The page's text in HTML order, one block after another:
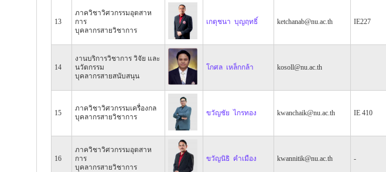
13
ภาควิชาวิศวกรรมอุตสาห
การ
บุคลากรสายวิชาการ
เกตุชนา บุญฤทธิ์ ketchanab@nu.ac.th IE227
14
งานบริการวิชาการ วิจัย และ
นวัตกรรม
บุคลากรสายสนับสนุน
โกศล เหล็กกล้า kosoll@nu.ac.th
15
ภาควิชาวิศวกรรมเครื่องกล
บุคลากรสายวิชาการ
ขวัญชัย ไกรทอง kwanchaik@nu.ac.th IE 410
16
ภาควิชาวิศวกรรมอุตสาห
การ
บุคลากรสายวิชาการ
ขวัญนิธิ คำเมือง kwannitik@nu.ac.th -